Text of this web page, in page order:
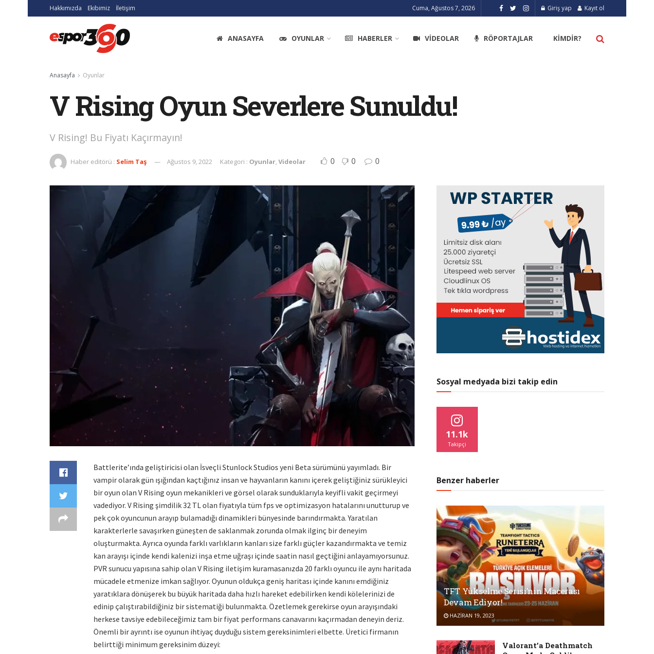
Hakkımızda Ekibimiz İletişim Cuma, Ağustos 7, 2026 Giriş yap Kayıt ol
ANASAYFA OYUNLAR HABERLER VIDEOLAR RÖPORTAJLAR KIMDIR?
Anasayfa Oyunlar
V Rising Oyun Severlere Sunuldu!
V Rising! Bu Fiyatı Kaçırmayın!
Haber editörü : Selim Taş Ağustos 9, 2022 Kategori : Oyunlar,Videolar 0 0 0
Battlerite’ında geliştiricisi olan İsveçli Stunlock Studios yeni Beta sürümünü yayımladı. Bir
vampir olarak gün ışığından kaçtığınız insan ve hayvanların kanını içerek geliştiğiniz sürükleyici
bir oyun olan V Rising oyun mekanikleri ve görsel olarak sunduklarıyla keyifli vakit geçirmeyi
vadediyor. V Rising şimdilik 32 TL olan fiyatıyla tüm fps ve optimizasyon hatalarını unutturup ve
pek çok oyuncunun arayıp bulamadığı dinamikleri bünyesinde barındırmakta. Yaratılan
karakterlerle savaşırken güneşten de saklanmak zorunda olmak ilginç bir deneyim
oluşturmakta. Ayrıca oyunda farklı varlıkların kanları size farklı güçler kazandırmakta ve temiz
kan arayışı içinde kendi kalenizi inşa etme uğraşı içinde saatin nasıl geçtiğini anlayamıyorsunuz.
PVR sunucu yapısına sahip olan V Rising iletişim kuramasanızda 20 farklı oyuncu ile aynı haritada
mücadele etmenize imkan sağlıyor. Oyunun oldukça geniş haritası içinde kanını emdiğiniz
yaratıklara dönüşerek bu büyük haritada daha hızlı hareket edebilirken kendi kölelerinizi de
edinip çalıştırabildiğiniz bir sistematiği bulunmakta. Özetlemek gerekirse oyun arayışındaki
herkese tavsiye edebileceğimiz tam bir fiyat performans canavarını kaçırmadan deneyin deriz.
Önemli bir ayrıntı ise oyunun ihtiyaç duyduğu sistem gereksinimleri elbette. Üretici firmanın
belirttiği minimum gereksinim düzeyi:
Sosyal medyada bizi takip edin
11.1k
Takipçi
Benzer haberler
TFT Yükselme Serisi’nin Macerası
Devam Ediyor!
HAZIRAN 19, 2023
Valorant’a Deathmatch